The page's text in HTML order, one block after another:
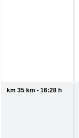
km 35 km - 16:28 h